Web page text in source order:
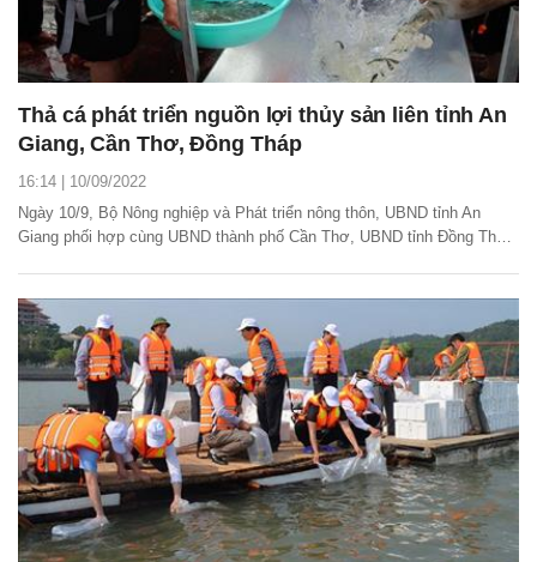
Thả cá phát triển nguồn lợi thủy sản liên tỉnh An
Giang, Cần Thơ, Đồng Tháp
16:14 | 10/09/2022
Ngày 10/9, Bộ Nông nghiệp và Phát triển nông thôn, UBND tỉnh An
Giang phối hợp cùng UBND thành phố Cần Thơ, UBND tỉnh Đồng Tháp